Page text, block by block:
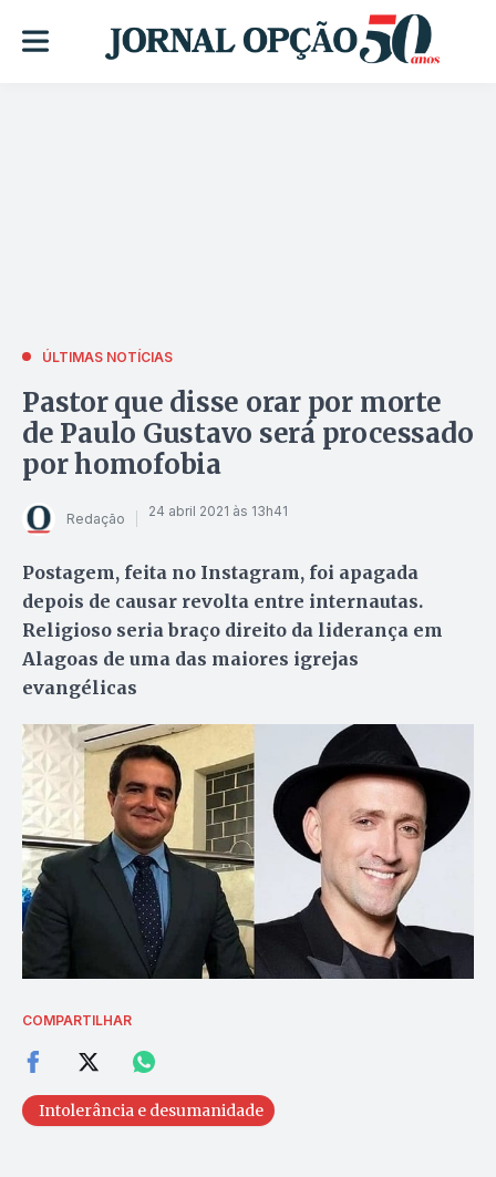
ÚLTIMAS NOTÍCIAS
Pastor que disse orar por morte
de Paulo Gustavo será processado
por homofobia
Redação 24 abril 2021 às 13h41
Postagem, feita no Instagram, foi apagada
depois de causar revolta entre internautas.
Religioso seria braço direito da liderança em
Alagoas de uma das maiores igrejas
evangélicas
COMPARTILHAR
Intolerância e desumanidade